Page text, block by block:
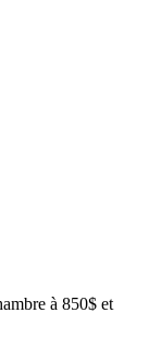
à 850$ et